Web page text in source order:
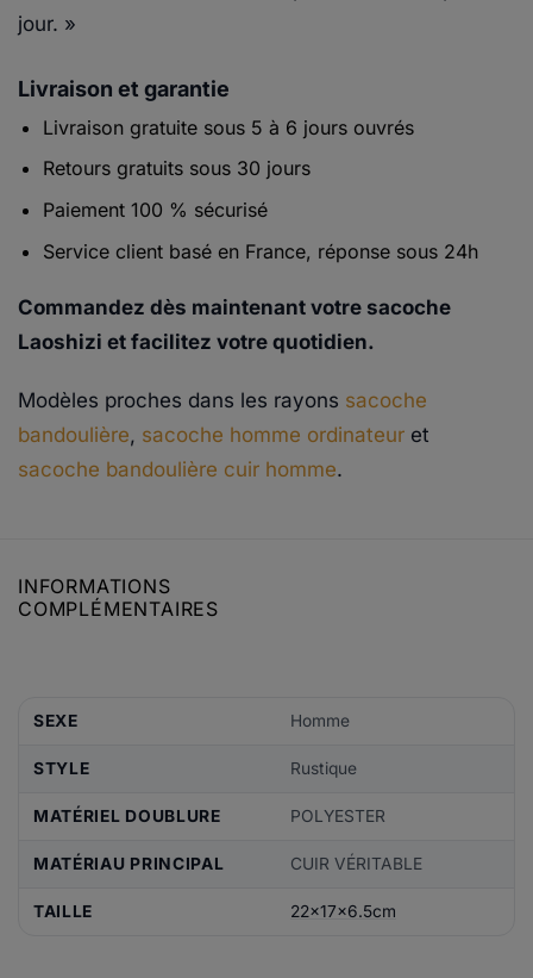
jour. »
Livraison et garantie
Livraison gratuite sous 5 à 6 jours ouvrés
Retours gratuits sous 30 jours
Paiement 100 % sécurisé
Service client basé en France, réponse sous 24h
Commandez dès maintenant votre sacoche
Laoshizi et facilitez votre quotidien.
Modèles proches dans les rayons sacoche
bandoulière, sacoche homme ordinateur et
sacoche bandoulière cuir homme.
INFORMATIONS
COMPLÉMENTAIRES
SEXE Homme
STYLE Rustique
MATÉRIEL DOUBLURE POLYESTER
MATÉRIAU PRINCIPAL CUIR VÉRITABLE
TAILLE 22x17x6.5cm